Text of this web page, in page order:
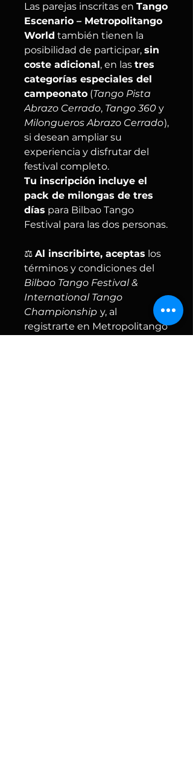
Las parejas inscritas en Tango
Escenario – Metropolitango
World también tienen la
posibilidad de participar, sin
coste adicional, en las tres
categorías especiales del
campeonato (Tango Pista
Abrazo Cerrado, Tango 360 y
Milongueros Abrazo Cerrado),
si desean ampliar su
experiencia y disfrutar del
festival completo.
Tu inscripción incluye el
pack de milongas de tres
días para Bilbao Tango
Festival para las dos personas.
⚖️ Al inscribirte, aceptas los
términos y condiciones del
Bilbao Tango Festival &
International Tango
Championship y, al
registrarte en Metropolitango